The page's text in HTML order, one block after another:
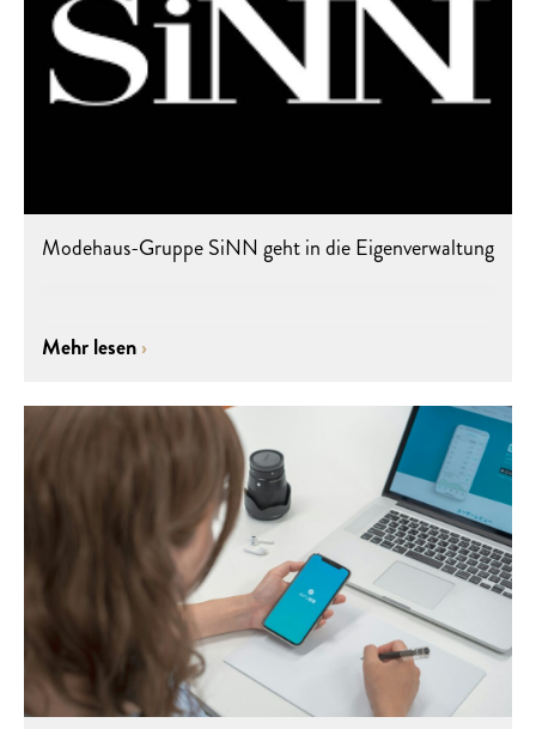
Modehaus-Gruppe SiNN geht in die Eigenverwaltung
Mehr lesen